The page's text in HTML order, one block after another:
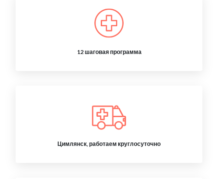
12 шаговая программа
Цимлянск, работаем круглосуточно